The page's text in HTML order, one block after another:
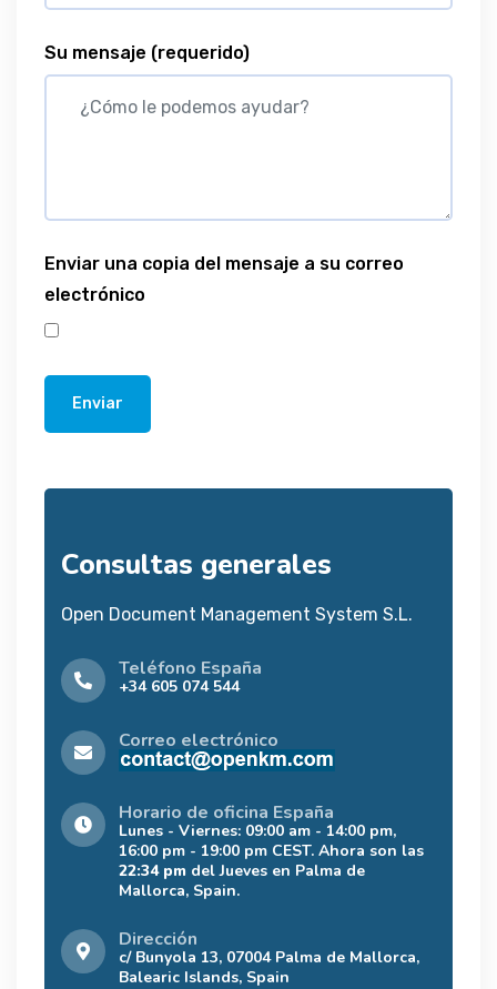
Su mensaje (requerido)
Enviar una copia del mensaje a su correo
electrónico
Enviar
Consultas generales
Open Document Management System S.L.
Teléfono España
+34 605 074 544
Correo electrónico
Horario de oficina España
Lunes - Viernes: 09:00 am - 14:00 pm,
16:00 pm - 19:00 pm CEST. Ahora son las
22:34 pm del Jueves en Palma de
Mallorca, Spain.
Dirección
c/ Bunyola 13, 07004 Palma de Mallorca,
Balearic Islands, Spain